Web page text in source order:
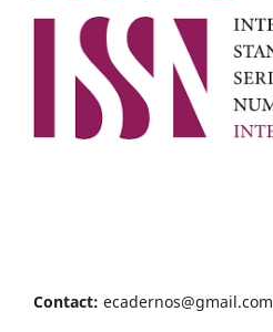
Contact: ecadernos@gmail.com